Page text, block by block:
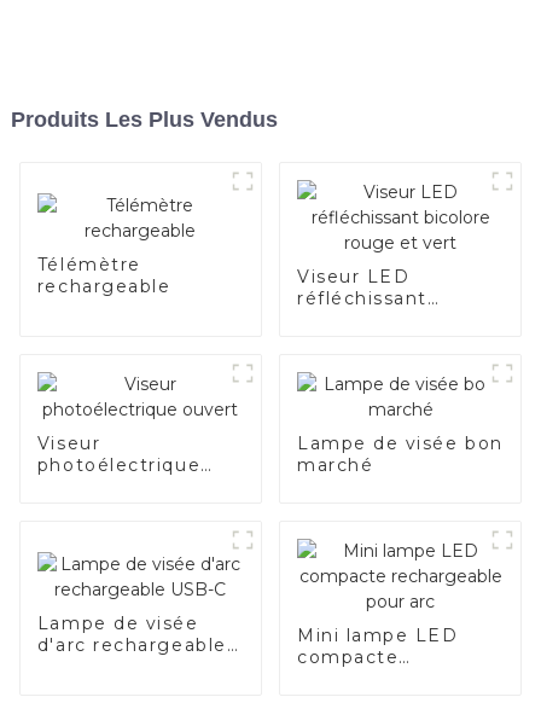
Produits Les Plus Vendus
Télémètre
rechargeable
Viseur LED
réfléchissant
Viseur
photoélectrique
Lampe de visée bon
marché
Lampe de visée
d'arc rechargeable
Mini lampe LED
compacte